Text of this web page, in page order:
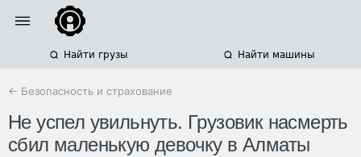
Найти грузы Найти машины
← Безопасность и страхование
Не успел увильнуть. Грузовик насмерть
сбил маленькую девочку в Алматы